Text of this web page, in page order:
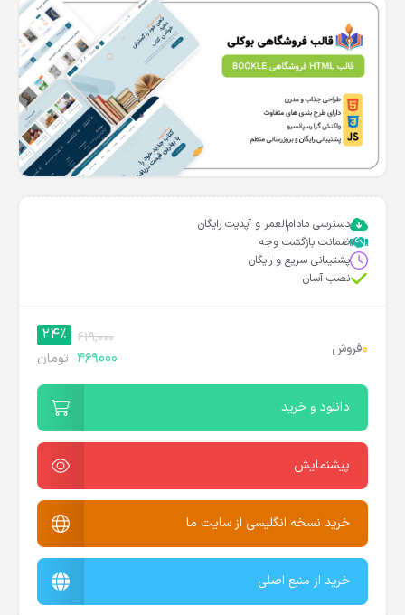
دسترسی مادام‌العمر و آپدیت رایگان
ضمانت بازگشت وجه
پشتیبانی سریع و رایگان
نصب آسان
0فروش
619,000
24%
469000 تومان
دانلود و خرید
پیشنمایش
خرید نسخه انگلیسی از سایت ما
خرید از منبع اصلی